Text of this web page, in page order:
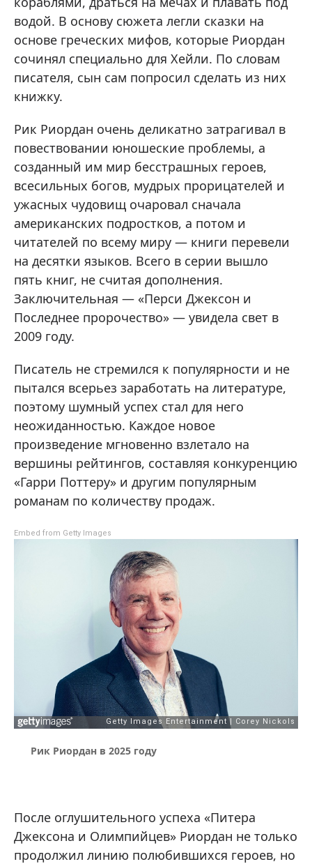
водой. В основу сюжета легли сказки на
основе греческих мифов, которые Риордан
сочинял специально для Хейли. По словам
писателя, сын сам попросил сделать из них
книжку.
Рик Риордан очень деликатно затрагивал в
повествовании юношеские проблемы, а
созданный им мир бесстрашных героев,
всесильных богов, мудрых прорицателей и
ужасных чудовищ очаровал сначала
американских подростков, а потом и
читателей по всему миру — книги перевели
на десятки языков. Всего в серии вышло
пять книг, не считая дополнения.
Заключительная — «Перси Джексон и
Последнее пророчество» — увидела свет в
2009 году.
Писатель не стремился к популярности и не
пытался всерьез заработать на литературе,
поэтому шумный успех стал для него
неожиданностью. Каждое новое
произведение мгновенно взлетало на
вершины рейтингов, составляя конкуренцию
«Гарри Поттеру» и другим популярным
романам по количеству продаж.
Embed from Getty Images
Рик Риордан в 2025 году
После оглушительного успеха «Питера
Джексона и Олимпийцев» Риордан не только
продолжил линию полюбившихся героев, но